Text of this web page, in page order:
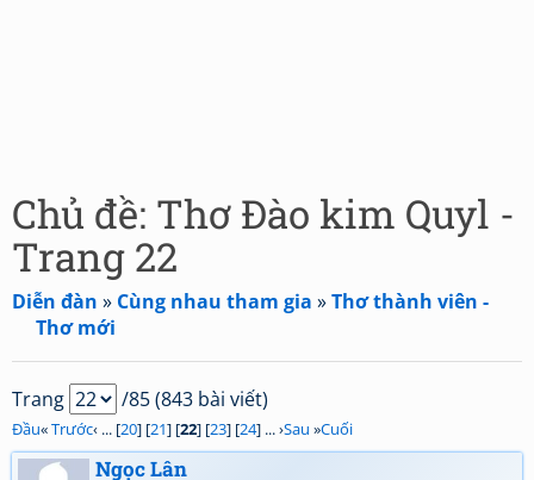
Chủ đề: Thơ Đào kim Quyl -
Trang 22
Diễn đàn » Cùng nhau tham gia »Thơ thành viên -
Thơ mới
Trang /85 (843 bài viết)
Đầu«Trước‹ ... [20] [21] [22] [23] [24] ... ›Sau »Cuối
Ngọc Lân